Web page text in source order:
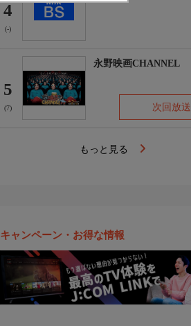
4
(-)
5
(7)
永野映画CHANNEL
次回放送
もっと見る
キャンペーン・お得な情報